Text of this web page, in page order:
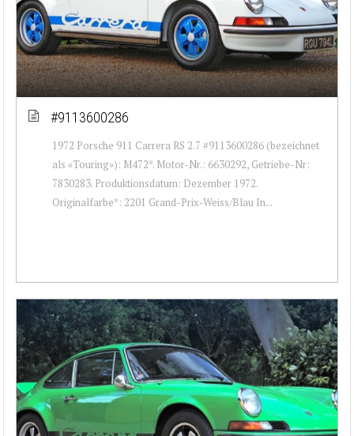
#9113600286
1972 Porsche 911 Carrera RS 2.7 #9113600286 (bezeichnet
als «Touring»): M472*. Motor-Nr.: 6630292, Getriebe-Nr:
7830283. Produktionsdatum: Dezember 1972.
Originalfarbe*: 2201 Grand-Prix-Weiss/Blau In...